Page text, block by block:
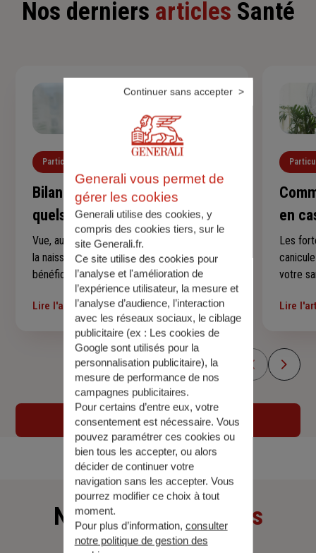
Nos derniers articles Santé
Particuliers
Bilan de santé de l'enfant :
quels examens et à quel âge ?
Vue, audition, dents, croissance, vaccins… De
la naissance à ses 16 ans, votre enfant
bénéficie de rendez-vous médicaux qui
suivent son développement à chaque étape.
Voici un repère simple pour savoir quels
examens sont prévus, à quel âge et
comment vous y préparer sereinement —
sans rien laisser passer.
Lire l'article
en
Les
votre
Lire
Voir tous les articles
Nos derniersarticles
Generali vous permet de
gérer les cookies
Generali utilise des cookies, y
compris des cookies tiers, sur le
site Generali.fr.
Ce site utilise des cookies pour
l’analyse et l'amélioration de
l’expérience utilisateur, la mesure et
l’analyse d’audience, l’interaction
avec les réseaux sociaux, le ciblage
publicitaire (ex : Les cookies de
Google sont utilisés pour la
personnalisation publicitaire), la
mesure de performance de nos
campagnes publicitaires.
Pour certains d’entre eux, votre
consentement est nécessaire. Vous
pouvez paramétrer ces cookies ou
bien tous les accepter, ou alors
décider de continuer votre
navigation sans les accepter. Vous
pourrez modifier ce choix à tout
moment.
Pour plus d’information, consulter
notre politique de gestion des
Continuer sans accepter